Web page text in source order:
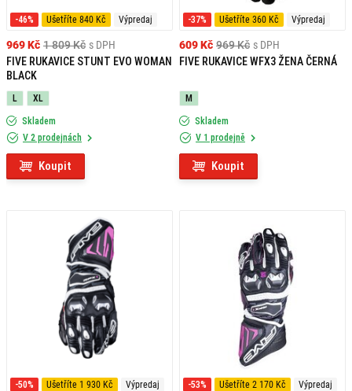
-46% Ušetříte 840 Kč Výpredaj
1 809 Kč
969 Kč
s DPH
FIVE RUKAVICE STUNT EVO WOMAN
BLACK
L XL
Skladem
V 2 prodejnách
Koupit
-37% Ušetříte 360 Kč Výpredaj
969 Kč
609 Kč
s DPH
FIVE RUKAVICE WFX3 ŽENA ČERNÁ
M
Skladem
V 1 prodejně
Koupit
-50% Ušetříte 1 930 Kč Výpredaj -53% Ušetříte 2 170 Kč Výpredaj